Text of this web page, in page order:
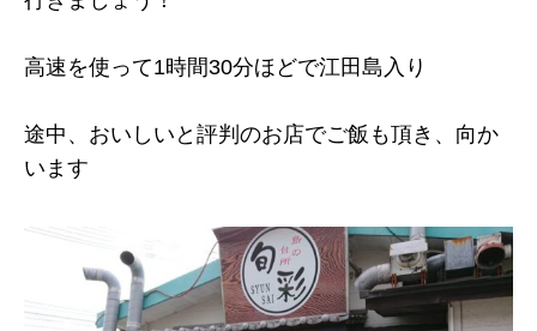
高速を使って1時間30分ほどで江田島入り
途中、おいしいと評判のお店でご飯も頂き、向か
います